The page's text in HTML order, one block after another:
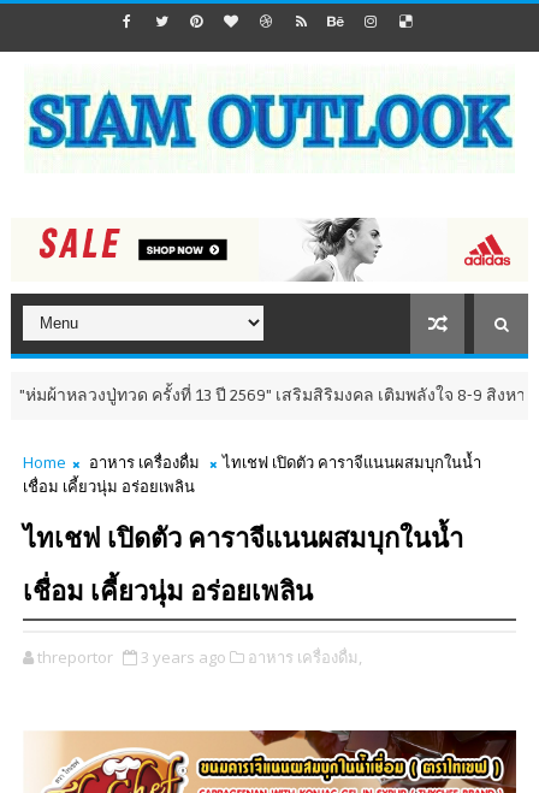
งปู่ทวด ครั้งที่ 13 ปี 2569" เสริมสิริมงคล เติมพลังใจ 8-9 สิงหาคม นี้ ณ
Home อาหาร เครื่องดื่ม
ไทเชฟ เปิดตัว คาราจีแนนผสมบุกในน้ำ
เชื่อม เคี้ยวนุ่ม อร่อยเพลิน
ไทเชฟ เปิดตัว คาราจีแนนผสมบุกในน้ำ
เชื่อม เคี้ยวนุ่ม อร่อยเพลิน
threportor 3 years ago อาหาร เครื่องดื่ม,